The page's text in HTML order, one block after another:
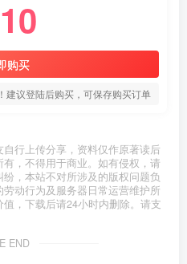
10
购买
建议登陆后购买，可保存购买订单
行上传分享，资料仅作原著读后
，不得用于商业。如有侵权，请
，本站不对所涉及的版权问题负
动行为及服务器日常运营维护所
，下载后请24小时内删除。请支
END